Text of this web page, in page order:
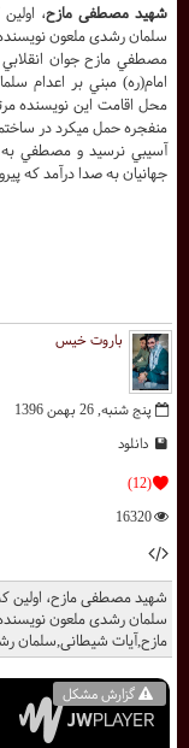
گزارش مشکل
شهید مصطفی مازح، اولین
سلمان رشدی ملعون
مازح,آیات شیطانی,سلمان
باروت خیس
پنج شنبه, 26 بهمن 1396
دانلود
(12)
16320
شهید مصطفی مازح،
سلمان رشدی ملعون
مصطفي مازح جوان
امام(ره) مبني بر اعدام
محل اقامت اين نويسنده
منفجره حمل مي‏کرد در
آسيبي نرسيد و مصطفي به
جهانيان به صدا درآمد که